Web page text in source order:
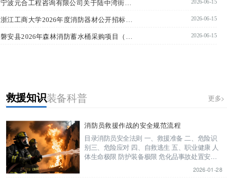
2026-06-15
2026-06-15
磐安县2026年森林消防蓄水桶采购项目（第三次）合同公告 2026-06-15
救援知识 更多>
装备科普
救援知识装备科普 更多>
消防员救援作战的安全规范流程
目录消防员安全法则 一、救援准备 二、危险识
别三、危险应对 四、自救逃生 五、职业健康 人
体生命极限 防护装备极限 危化品事故处置安全
2026-01-28